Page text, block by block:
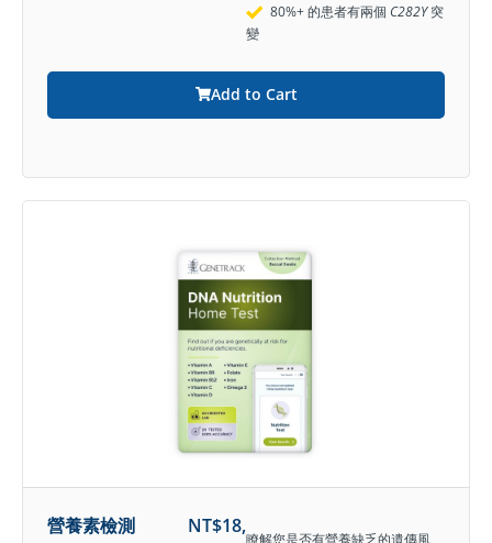
80%+ 的患者有兩個 C282Y突
變
Add to Cart
營養素檢測 NT$18,
瞭解您是否有營養缺乏的遺傳風